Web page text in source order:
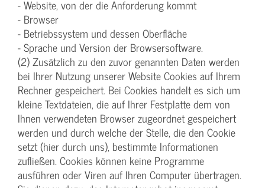
- Website, von der die Anforderung kommt
- Browser
- Betriebssystem und dessen Oberfläche
- Sprache und Version der Browsersoftware.
(2) Zusätzlich zu den zuvor genannten Daten werden
bei Ihrer Nutzung unserer Website Cookies auf Ihrem
Rechner gespeichert. Bei Cookies handelt es sich um
kleine Textdateien, die auf Ihrer Festplatte dem von
Ihnen verwendeten Browser zugeordnet gespeichert
werden und durch welche der Stelle, die den Cookie
setzt (hier durch uns), bestimmte Informationen
zufließen. Cookies können keine Programme
ausführen oder Viren auf Ihren Computer übertragen.